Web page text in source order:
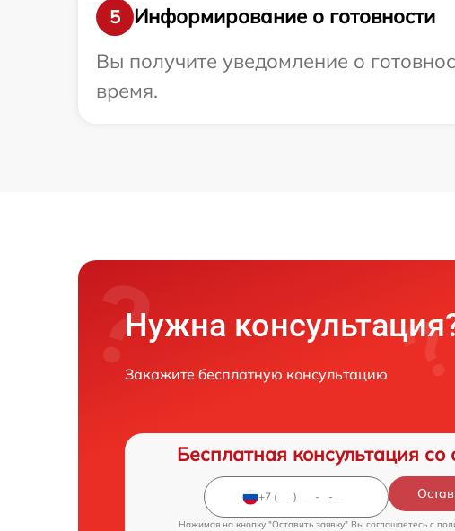
5
Информирование о готовности
Вы получите уведомление о
время.
Нужна
Закажите бесплатную консультацию
Бесплатная консультация со
Нажимая на кнопку "Оставить заявку" Вы соглашаетесь c